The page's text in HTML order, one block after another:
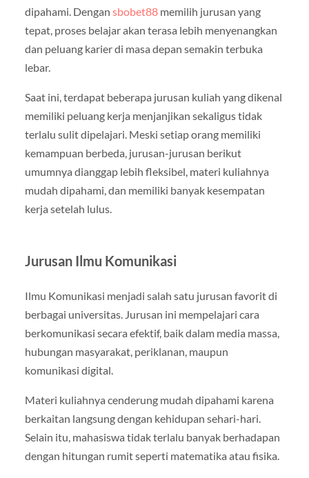
dipahami. Dengan sbobet88memilih jurusan yang
tepat, proses belajar akan terasa lebih menyenangkan
dan peluang karier di masa depan semakin terbuka
lebar.
Saat ini, terdapat beberapa jurusan kuliah yang dikenal
memiliki peluang kerja menjanjikan sekaligus tidak
terlalu sulit dipelajari. Meski setiap orang memiliki
kemampuan berbeda, jurusan-jurusan berikut
umumnya dianggap lebih fleksibel, materi kuliahnya
mudah dipahami, dan memiliki banyak kesempatan
kerja setelah lulus.
Jurusan Ilmu Komunikasi
Ilmu Komunikasi menjadi salah satu jurusan favorit di
berbagai universitas. Jurusan ini mempelajari cara
berkomunikasi secara efektif, baik dalam media massa,
hubungan masyarakat, periklanan, maupun
komunikasi digital.
Materi kuliahnya cenderung mudah dipahami karena
berkaitan langsung dengan kehidupan sehari-hari.
Selain itu, mahasiswa tidak terlalu banyak berhadapan
dengan hitungan rumit seperti matematika atau fisika.